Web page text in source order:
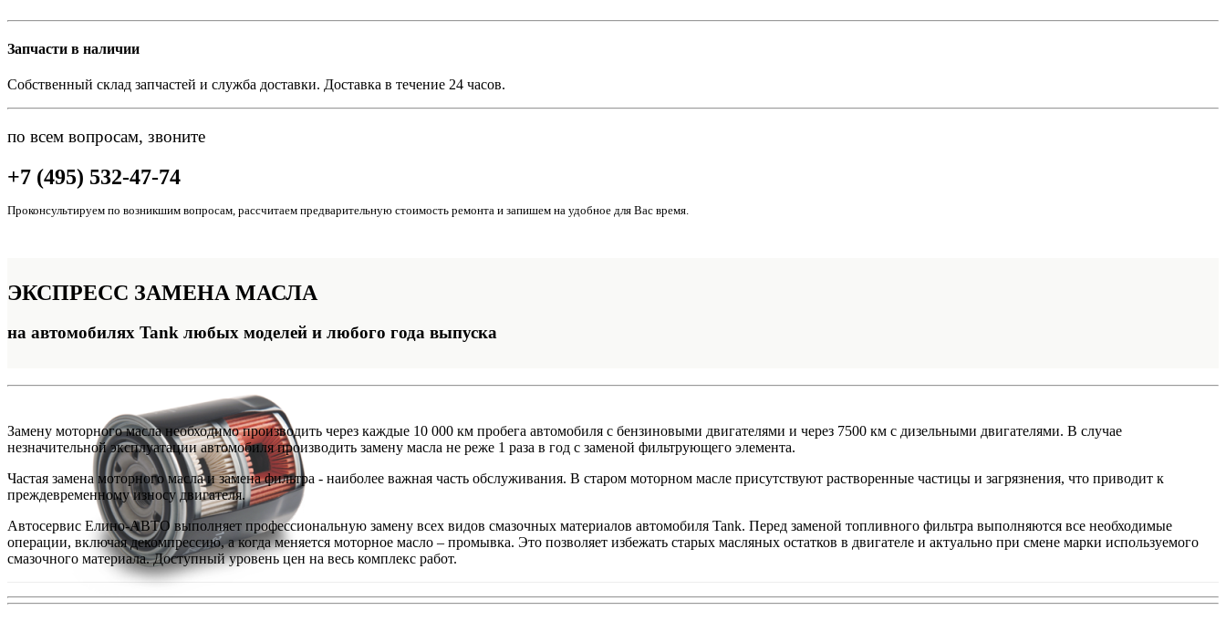
Запчасти в наличии
Собственный склад запчастей и служба доставки. Доставка в течение 24 часов.
по всем вопросам, звоните
+7 (495) 532-47-74
Проконсультируем по возникшим вопросам, рассчитаем предварительную стоимость ремонта и запишем на удобное для Вас время.
ЭКСПРЕСС ЗАМЕНА МАСЛА
на автомобилях Tank любых моделей и любого года выпуска
Замену моторного масла необходимо производить через каждые 10 000 км пробега автомобиля с бензиновыми двигателями и через 7500 км с дизельными двигателями. В случае
незначительной эксплуатации автомобиля производить замену масла не реже 1 раза в год с заменой фильтрующего элемента.
Частая замена моторного масла и замена фильтра - наиболее важная часть обслуживания. В старом моторном масле присутствуют растворенные частицы и загрязнения, что приводит к
преждевременному износу двигателя.
Автосервис Елино-АВТО выполняет профессиональную замену всех видов смазочных материалов автомобиля Tank. Перед заменой топливного фильтра выполняются все необходимые
операции, включая декомпрессию, а когда меняется моторное масло – промывка. Это позволяет избежать старых масляных остатков в двигателе и актуально при смене марки используемого
смазочного материала. Доступный уровень цен на весь комплекс работ.